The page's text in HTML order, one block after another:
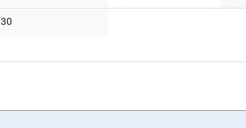
Veranstaltungen
Veranstaltungen
30